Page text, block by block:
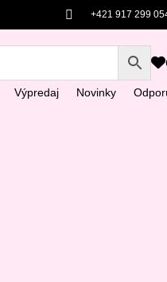
 +421 917 299
Výpredaj Novinky